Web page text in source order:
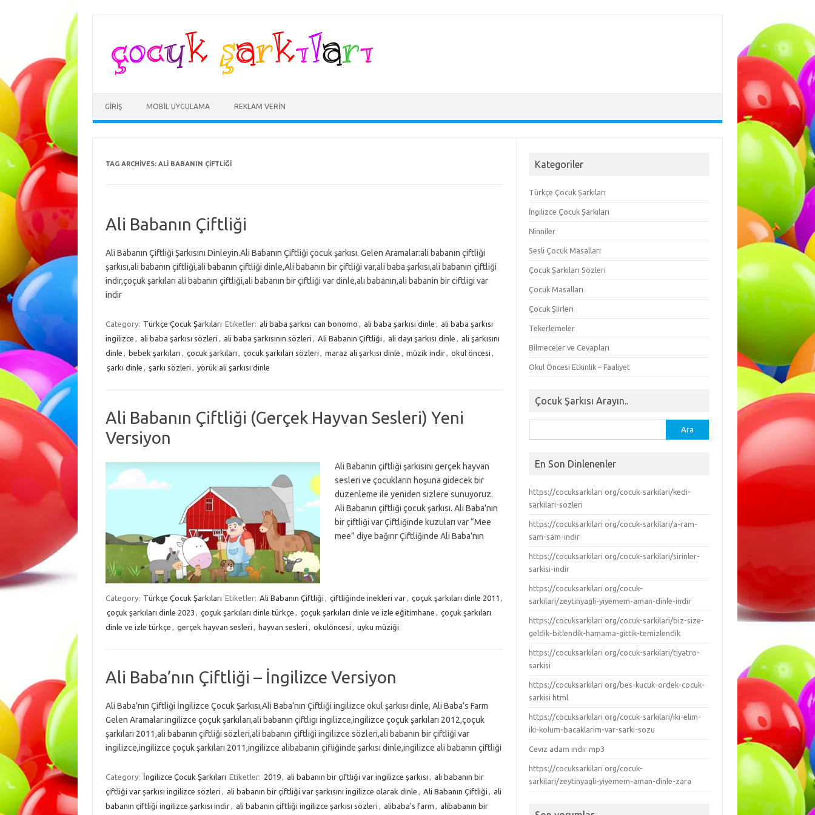
GIRIŞ MOBIL UYGULAMA REKLAM VERIN
TAG ARCHIVES: ALI BABANIN ÇIFTLIĞI
Ali Babanın Çiftliği
Ali Babanın Çiftliği Şarkısını Dinleyin.Ali Babanın Çiftliği çocuk şarkısı. Gelen Aramalar:ali babanın çiftliği
şarkısı,ali babanın çiftliği,ali babanın çiftliği dinle,Ali babanın bir çiftliği var,ali baba şarkısı,ali babanın çiftliği
indir,çoçuk şarkıları ali babanın çiftliği,ali babanın bir çiftliği var dinle,alı babanın,ali babanin bir ciftligi var
indir
Category: Türkçe Çocuk Şarkıları Etiketler: ali baba şarkısı can bonomo , ali baba şarkısı dinle , ali baba şarkısı
ingilizce , ali baba şarkısı sözleri , ali baba şarkısının sözleri , Ali Babanın Çiftliği , ali dayı şarkısı dinle , ali şarkısını
dinle , bebek şarkıları , çocuk şarkıları , çocuk şarkıları sözleri , maraz ali şarkısı dinle , müzik indir, okul öncesi ,
şarkı dinle , şarkı sözleri , yörük ali şarkısı dinle
Ali Babanın Çiftliği (Gerçek Hayvan Sesleri) Yeni
Versiyon
Ali Babanın çiftliği şarkısını gerçek hayvan
sesleri ve çocukların hoşuna gidecek bir
düzenleme ile yeniden sizlere sunuyoruz.
Ali Babanın çiftliği çocuk şarkısı. Ali Baba’nın
bir çiftliği var Çiftliğinde kuzuları var “Mee
mee” diye bağırır Çiftliğinde Ali Baba’nın
Category: Türkçe Çocuk Şarkıları Etiketler: Ali Babanın Çiftliği , çiftliğinde inekleri var, çoçuk şarkıları dinle 2011 ,
çoçuk şarkıları dinle 2023 , çoçuk şarkıları dinle türkçe , çoçuk şarkıları dinle ve izle eğitimhane , çoçuk şarkıları
dinle ve izle türkçe , gerçek hayvan sesleri , hayvan sesleri , okulöncesi , uyku müziği
Ali Baba’nın Çiftliği – İngilizce Versiyon
Ali Baba’nın Çiftliği İngilizce Çocuk Şarkısı,Ali Baba’nın Çiftliği ingilizce okul şarkısı dinle, Ali Baba’s Farm
Gelen Aramalar:ingilizce çoçuk şarkıları,ali babanın çiftligı ingılizce,ingilizce çoçuk şarkıları 2012,çoçuk
şarkıları 2011,ali babanın çiftliği sözleri,ali babanın çiftliği ingilizce sözleri,ali babanın bir çiftliği var
ingilizce,ingilizce çoçuk şarkıları 2011,ingilizce alibabanın çifliğinde şarkısı dinle,ingilizce ali babanın çiftliği
Category: İngilizce Çocuk Şarkıları Etiketler: 2019, ali babanın bir çiftliği var ingilizce şarkısı , ali babanın bir
çiftliği var şarkısı ingilizce sözleri , ali babanın bir çiftliği var şarkısını ingilizce olarak dinle , Ali Babanın Çiftliği , ali
babanın çiftliği ingilizce şarkısı indir, ali babanın çiftliği ingilizce şarkısı sözleri , alibaba's farm , alibabanın bir
Kategoriler
Türkçe Çocuk Şarkıları
İngilizce Çocuk Şarkıları
Ninniler
Sesli Çocuk Masalları
Çocuk Şarkıları Sözleri
Çocuk Masalları
Çocuk Şiirleri
Tekerlemeler
Bilmeceler ve Cevapları
Okul Öncesi Etkinlik – Faaliyet
Çocuk Şarkısı Arayın..
En Son Dinlenenler
https://cocuksarkilari org/cocuk-sarkilari/kedi-
sarkilari-sozleri
https://cocuksarkilari org/cocuk-sarkilari/a-ram-
sam-sam-indir
https://cocuksarkilari org/cocuk-sarkilari/sirinler-
sarkisi-indir
https://cocuksarkilari org/cocuk-
sarkilari/zeytinyagli-yiyemem-aman-dinle-indir
https://cocuksarkilari org/cocuk-sarkilari/biz-size-
geldik-bitlendik-hamama-gittik-temizlendik
https://cocuksarkilari org/cocuk-sarkilari/tiyatro-
sarkisi
https://cocuksarkilari org/bes-kucuk-ordek-cocuk-
sarkisi html
https://cocuksarkilari org/cocuk-sarkilari/iki-elim-
iki-kolum-bacaklarim-var-sarki-sozu
Cevız adam ındır mp3
https://cocuksarkilari org/cocuk-
sarkilari/zeytinyagli-yiyemem-aman-dinle-zara